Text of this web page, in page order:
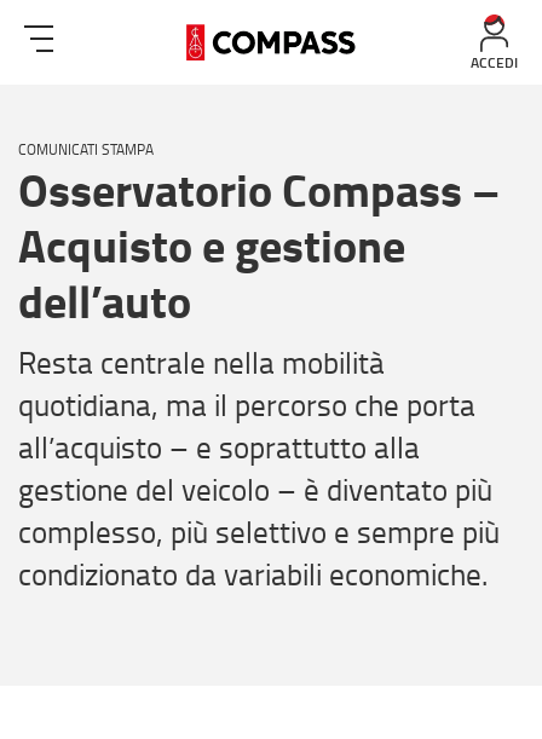
ACCEDI
COMUNICATI STAMPA
Osservatorio Compass –
Acquisto e gestione
dell’auto
Resta centrale nella mobilità
quotidiana, ma il percorso che porta
all’acquisto – e soprattutto alla
gestione del veicolo – è diventato più
complesso, più selettivo e sempre più
condizionato da variabili economiche.